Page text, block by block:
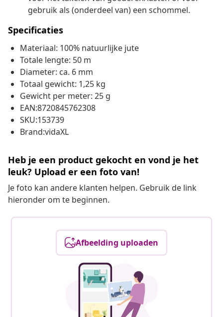
gebruik als (onderdeel van) een schommel.
Specificaties
Materiaal: 100% natuurlijke jute
Totale lengte: 50 m
Diameter: ca. 6 mm
Totaal gewicht: 1,25 kg
Gewicht per meter: 25 g
EAN:8720845762308
SKU:153739
Brand:vidaXL
Heb je een product gekocht en vond je het
leuk? Upload er een foto van!
Je foto kan andere klanten helpen. Gebruik de link
hieronder om te beginnen.
Afbeelding uploaden